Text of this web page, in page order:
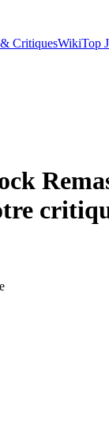
CritiquesWikiTop